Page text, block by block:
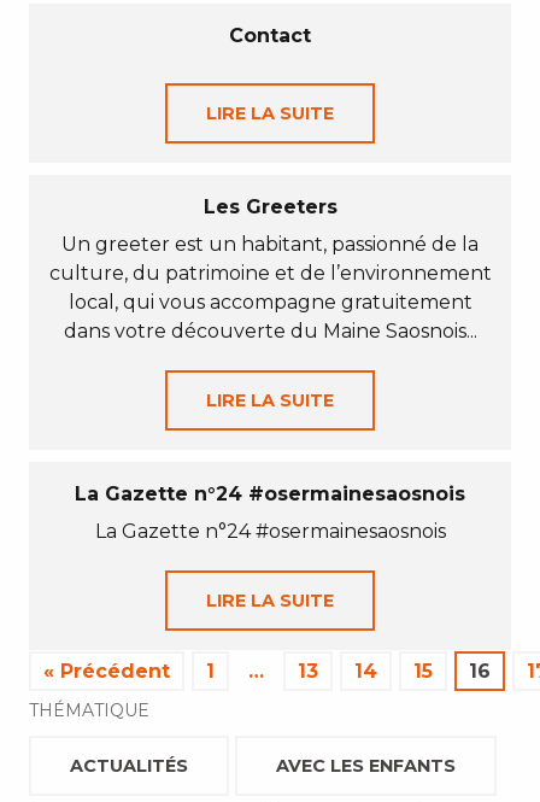
Contact
LIRE LA SUITE
Les Greeters
Un greeter est un habitant, passionné de la
culture, du patrimoine et de l’environnement
local, qui vous accompagne gratuitement
dans votre découverte du Maine Saosnois...
LIRE LA SUITE
La Gazette n°24 #osermainesaosnois
La Gazette n°24 #osermainesaosnois
LIRE LA SUITE
« Précédent 1 … 13 14 15 16
THÉMATIQUE
ACTUALITÉS AVEC LES ENFANTS